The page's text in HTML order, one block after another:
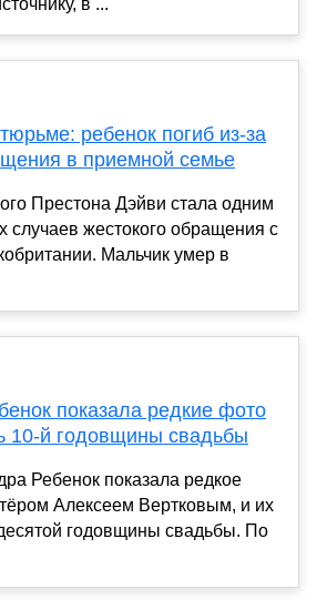
в ...
ребенок погиб из-за
в приемной семье
Престона Дэйви стала одним
случаев жестокого обращения с
Мальчик умер в
показала редкие фото
10-й годовщины свадьбы
Ребенок показала редкое
Алексеем Вертковым, и их
годовщины свадьбы. По